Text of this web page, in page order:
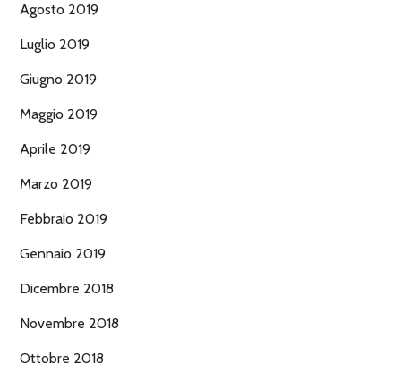
Agosto 2019
Luglio 2019
Giugno 2019
Maggio 2019
Aprile 2019
Marzo 2019
Febbraio 2019
Gennaio 2019
Dicembre 2018
Novembre 2018
Ottobre 2018